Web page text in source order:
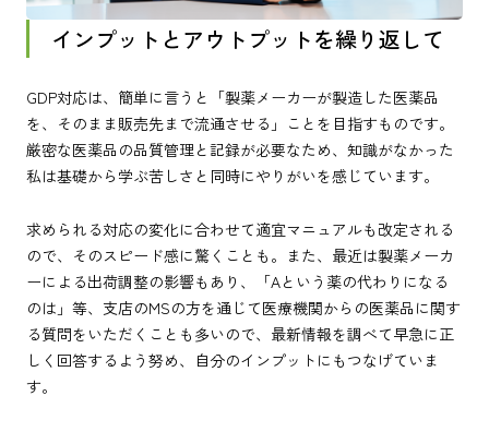
インプットとアウトプットを繰り返して
GDP対応は、簡単に言うと「製薬メーカーが製造した医薬品
を、そのまま販売先まで流通させる」ことを目指すものです。
厳密な医薬品の品質管理と記録が必要なため、知識がなかった
私は基礎から学ぶ苦しさと同時にやりがいを感じています。
求められる対応の変化に合わせて適宜マニュアルも改定される
ので、そのスピード感に驚くことも。また、最近は製薬メーカ
ーによる出荷調整の影響もあり、「Aという薬の代わりになる
のは」等、支店のMSの方を通じて医療機関からの医薬品に関す
る質問をいただくことも多いので、最新情報を調べて早急に正
しく回答するよう努め、自分のインプットにもつなげていま
す。